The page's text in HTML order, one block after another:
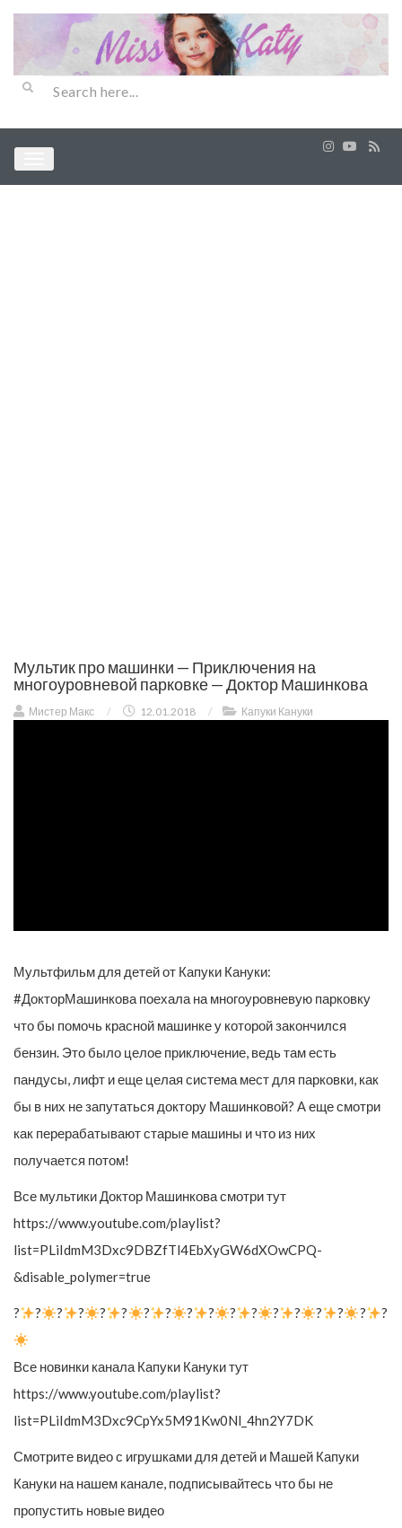
Мультик про машинки — Приключения на
многоуровневой парковке — Доктор Машинкова
Мистер Макс / 12.01.2018 / Капуки Кануки
Мультфильм для детей от Капуки Кануки:
#ДокторМашинкова поехала на многоуровневую парковку
что бы помочь красной машинке у которой закончился
бензин. Это было целое приключение, ведь там есть
пандусы, лифт и еще целая система мест для парковки, как
бы в них не запутаться доктору Машинковой? А еще смотри
как перерабатывают старые машины и что из них
получается потом!
Все мультики Доктор Машинкова смотри тут
https://www.youtube.com/playlist?
list=PLiIdmM3Dxc9DBZfTl4EbXyGW6dXOwCPQ-
&disable_polymer=true
? ? ? ? ? ? ? ? ? ? ? ? ? ? ? ? ? ?
Все новинки канала Капуки Кануки тут
https://www.youtube.com/playlist?
list=PLiIdmM3Dxc9CpYx5M91Kw0Nl_4hn2Y7DK
Смотрите видео с игрушками для детей и Машей Капуки
Кануки на нашем канале, подписывайтесь что бы не
пропустить новые видео